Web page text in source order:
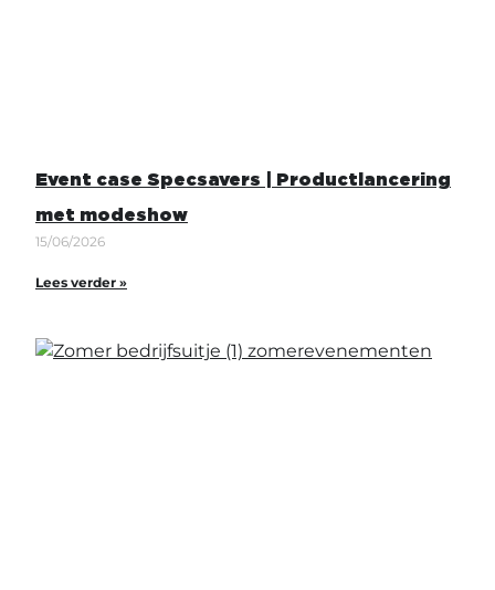
Event case Specsavers | Productlancering
met modeshow
15/06/2026
Lees verder »